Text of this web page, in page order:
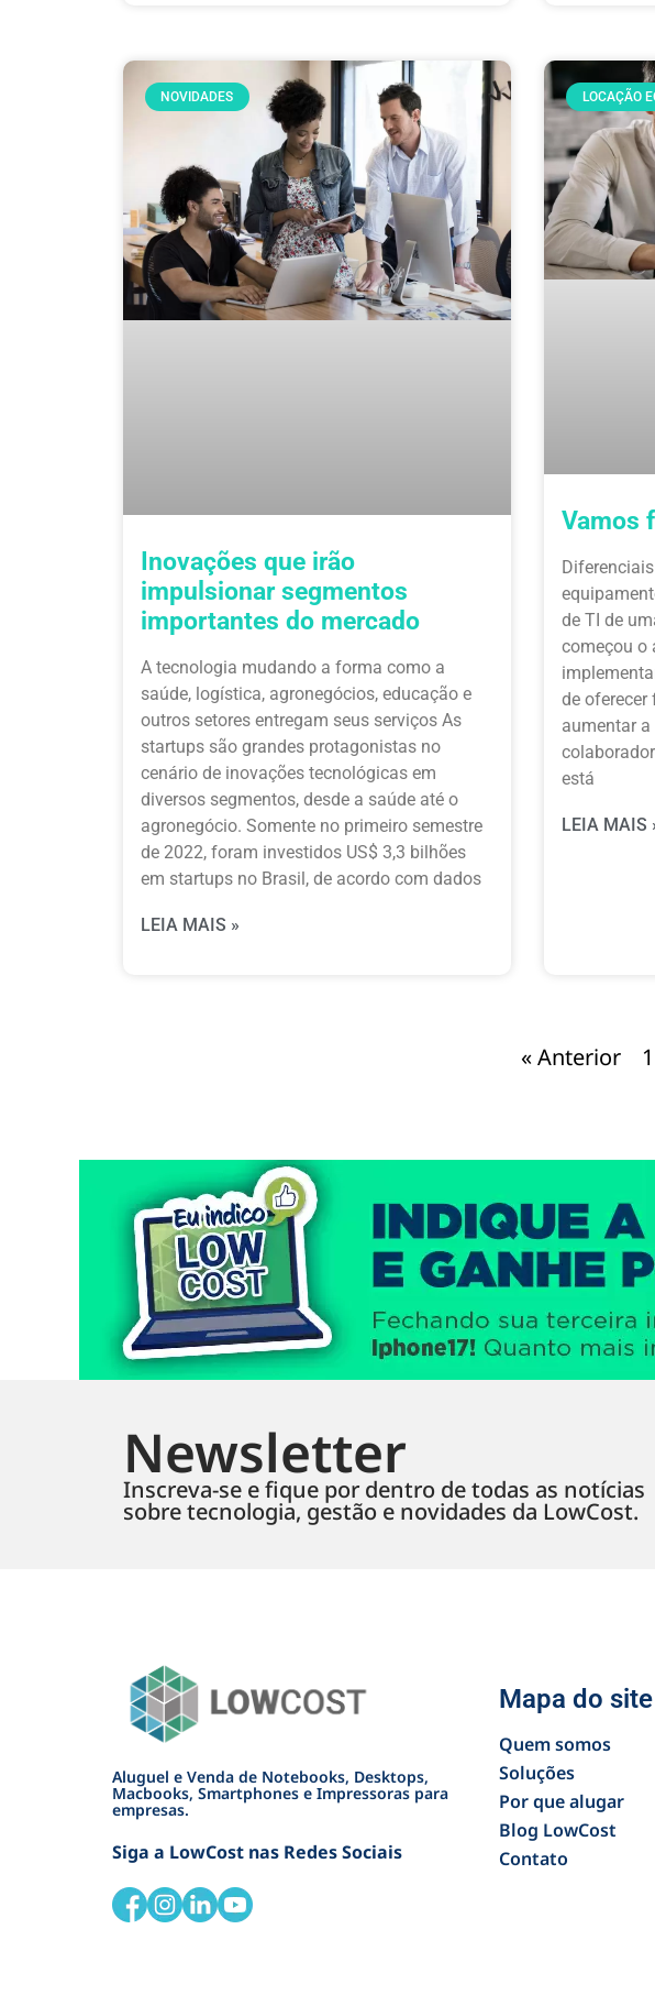
NOVIDADES
Inovações que irão
impulsionar segmentos
importantes do mercado
A tecnologia mudando a forma como a
saúde, logística, agronegócios, educação e
outros setores entregam seus serviços As
startups são grandes protagonistas no
cenário de inovações tecnológicas em
diversos segmentos, desde a saúde até o
agronegócio. Somente no primeiro semestre
de 2022, foram investidos US$ 3,3 bilhões
em startups no Brasil, de acordo com dados
LEIA MAIS »
LOCAÇÃO
Vamos
de TI de
começou o
de oferecer
aumentar
está
LEIA MAIS
« Anterior 1
Newsletter
Inscreva-se e fique por dentro de todas as notícias
sobre tecnologia, gestão e novidades da LowCost.
Aluguel e Venda de Notebooks, Desktops,
Macbooks, Smartphones e Impressoras para
empresas.
Siga a LowCost nas Redes Sociais
Mapa do site
Quem somos
Soluções
Por que alugar
Blog LowCost
Contato